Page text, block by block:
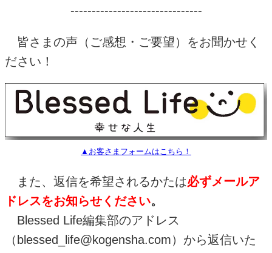
-------------------------------
皆さまの声（ご感想・ご要望）をお聞かせく
ださい！
▲お客さまフォームはこちら！
また、返信を希望されるかたは必ずメールア
ドレスをお知らせください。
Blessed Life編集部のアドレス
（ blessed_life@kogensha.com）から返信いた